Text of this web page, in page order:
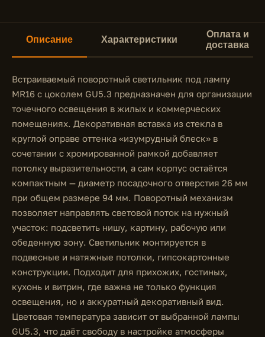
Описание Характеристики
Оплата и
доставка
Встраиваемый поворотный светильник под лампу
MR16 с цоколем GU5.3 предназначен для организации
точечного освещения в жилых и коммерческих
помещениях. Декоративная вставка из стекла в
круглой оправе оттенка «изумрудный блеск» в
сочетании с хромированной рамкой добавляет
потолку выразительности, а сам корпус остаётся
компактным — диаметр посадочного отверстия 26 мм
при общем размере 94 мм. Поворотный механизм
позволяет направлять световой поток на нужный
участок: подсветить нишу, картину, рабочую или
обеденную зону. Светильник монтируется в
подвесные и натяжные потолки, гипсокартонные
конструкции. Подходит для прихожих, гостиных,
кухонь и витрин, где важна не только функция
освещения, но и аккуратный декоративный вид.
Цветовая температура зависит от выбранной лампы
GU5.3, что даёт свободу в настройке атмосферы